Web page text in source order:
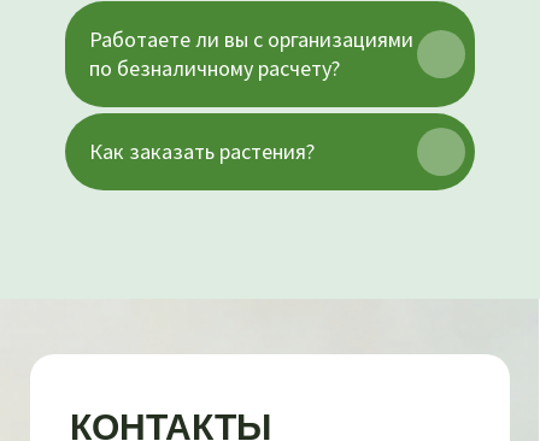
Работаете ли вы с организациями
по безналичному расчету?
Как заказать растения?
Главная
Каталог
О питомнике
Контакты
Сертификаты
+7 (902) 506-80-00
savles15@mail.ru